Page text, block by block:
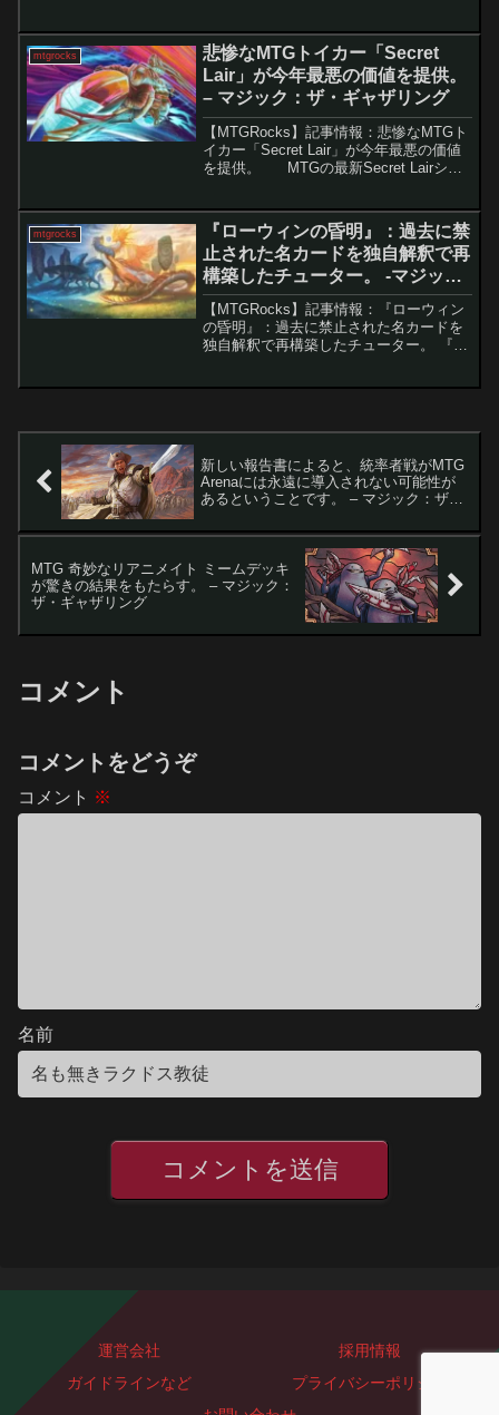
カニズム「部屋」を含むこのセットは、
プレイヤーに...
mtgrocks
悲惨なMTGトイカー「Secret
Lair」が今年最悪の価値を提供。
– マジック：ザ・ギャザリング
【MTGRocks】記事情報：悲惨なMTGト
イカー「Secret Lair」が今年最悪の価値
を提供。 MTGの最新Secret Lairシリ
機体テーマのカード...
mtgrocks
『ローウィンの昏明』：過去に禁
止された名カードを独自解釈で再
構築したチューター。 -マジッ
ク：ザ・ギャザリング
【MTGRocks】記事情報：『ローウィン
の昏明』：過去に禁止された名カードを
独自解釈で再構築したチューター。 『ロ
新しい報告書によると、統率者戦がMTG
Arenaには永遠に導入されない可能性が
あるということです。 – マジック：ザ・
MTG 奇妙なリアニメイト ミームデッキ
が驚きの結果をもたらす。 – マジック：
ザ・ギャザリング
コメント
コメントをどうぞ
コメント ※
名前
運営会社
採用情報
ガイドラインなど
プライバシーポリシー